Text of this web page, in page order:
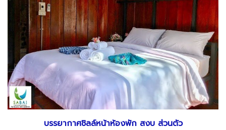
บรรยากาศชิลล์หน้าห้องพัก สงบ ส่วนตัว